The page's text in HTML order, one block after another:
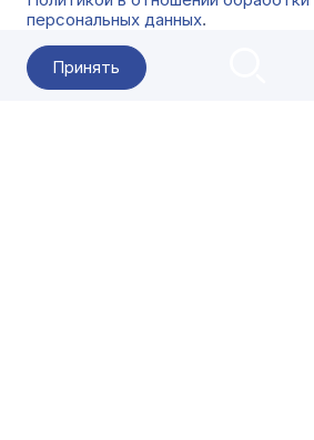
персональных данных.
Принять